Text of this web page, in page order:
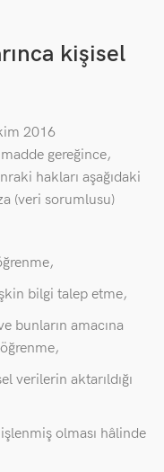
kişisel
2016
gereğince,
hakları aşağıdaki
(veri sorumlusu)
bilgi talep etme,
bunların amacına
verilerin aktarıldığı
olması hâlinde